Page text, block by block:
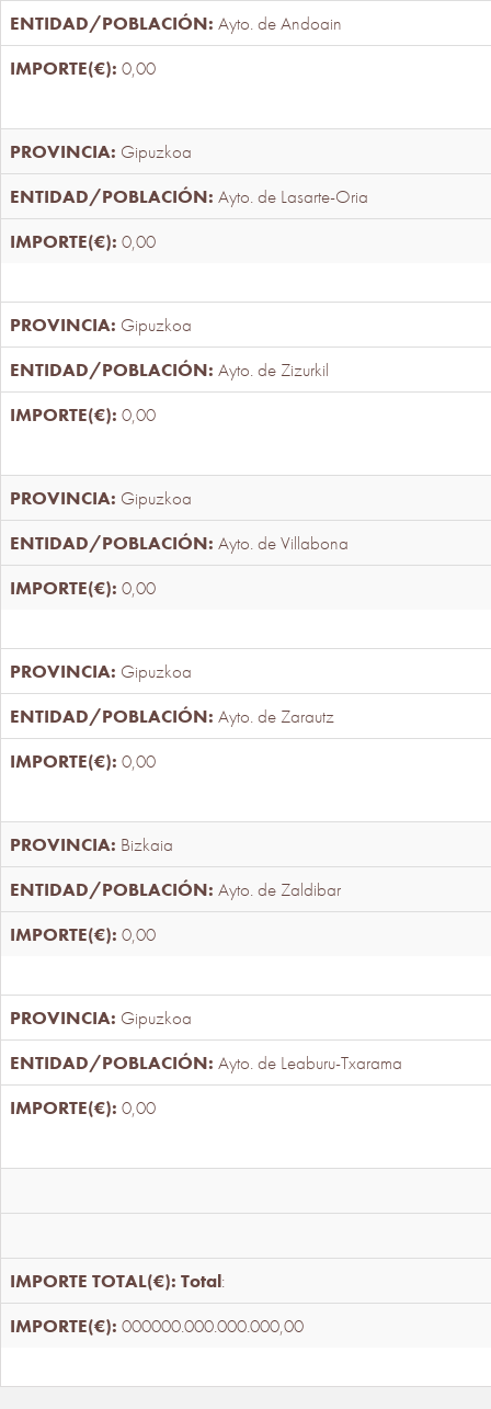
Ayto. de Andoain
0,00
Gipuzkoa
Ayto. de Lasarte-Oria
0,00
Gipuzkoa
Ayto. de Zizurkil
0,00
Gipuzkoa
Ayto. de Villabona
0,00
Gipuzkoa
Ayto. de Zarautz
0,00
Bizkaia
Ayto. de Zaldibar
0,00
Gipuzkoa
Ayto. de Leaburu-Txarama
0,00
Total:
000000.000.000.000,00